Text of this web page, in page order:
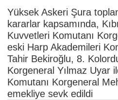
Yüksek Askeri Şura
kararlar kapsamında,
Kuvvetleri Komutanı
eski Harp Akademileri
Tahir Bekiroğlu, 8.
Korgeneral Yılmaz Uyar
Komutanı Korgeneral
emekliye sevk edildi